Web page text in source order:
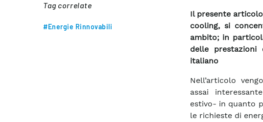
Tag correlate
#Energie Rinnovabili
Il presente
cooling, si
ambito; in
delle
italiano
Nell’articolo
assai
estivo- in quanto
le richieste di